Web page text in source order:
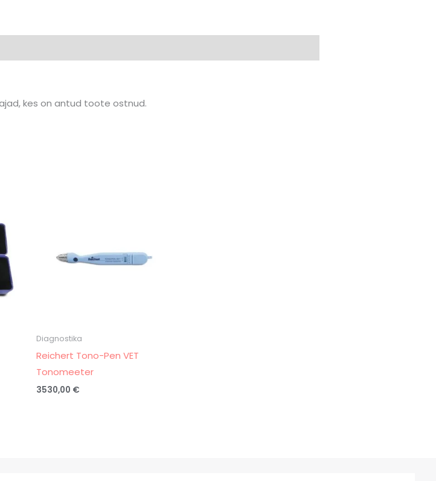
kes on antud toote ostnud.
Diagnostika
Reichert Tono-Pen VET
Tonomeeter
3530,00 €